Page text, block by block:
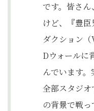
です。皆さ
けど、『豊
ダクション
Dウォールに
んでいます
全部スタジ
の背景で戦